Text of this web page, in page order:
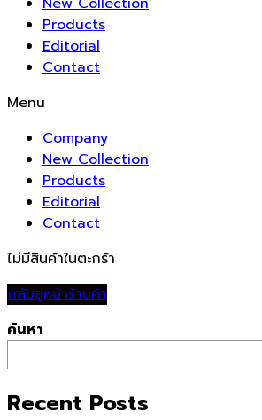
Products
Editorial
Contact
Menu
Company
New Collection
Products
Editorial
Contact
ไม่มีสินค้าในตะกร้า
กลับสู่หน้าร้านค้า
ค้นหา
Recent Posts